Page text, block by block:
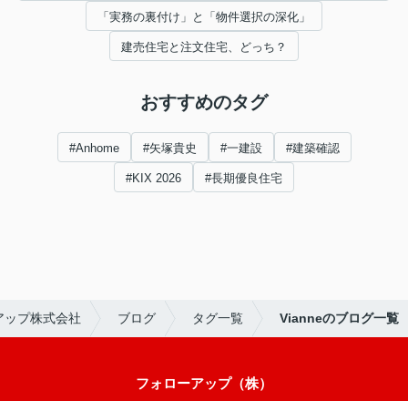
「実務の裏付け」と「物件選択の深化」
建売住宅と注文住宅、どっち？
おすすめのタグ
#Anhome #矢塚貴史 #一建設 #建築確認
#KIX 2026 #長期優良住宅
プ株式会社 ブログ タグ一覧 Vianneのブログ一覧
フォローアップ（株）